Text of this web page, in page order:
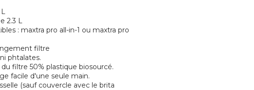
2.3 L
: maxtra pro all-in-1 ou maxtra pro
filtre
phtalates.
filtre 50% plastique biosourcé.
facile d'une seule main.
(sauf couvercle avec le brita